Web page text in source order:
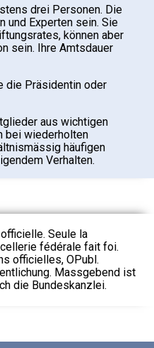
drei Personen. Die
und Experten sein. Sie
können aber
sein. Ihre Amtsdauer
die Präsidentin oder
aus wichtigen
bei wiederholten
häufigen
Verhalten.
Seule la
fédérale fait foi.
officielles, OPubl.
Massgebend ist
die Bundeskanzlei.